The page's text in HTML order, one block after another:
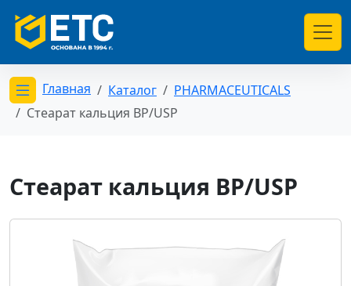
Открыть меню категорий
Главная Каталог
PHARMACEUTICALS
Стеарат кальция BP/USP
Стеарат кальция BP/USP